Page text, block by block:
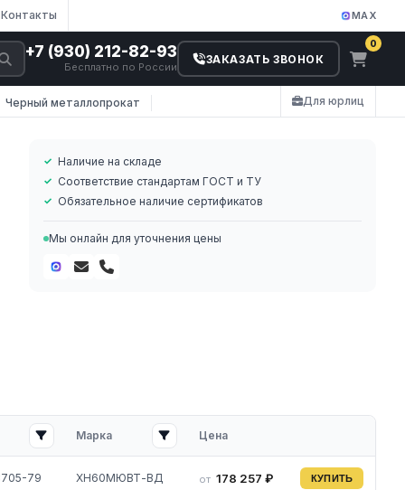
Контакты MAX
+7 (930) 212-82-93
Бесплатно по России
ЗАКАЗАТЬ ЗВОНОК
0
Черный металлопрокат Для юрлиц
Наличие на складе
Соответствие стандартам ГОСТ и ТУ
Обязательное наличие сертификатов
Мы онлайн для уточнения цены
Марка Цена
79 ХН60МЮВТ-ВД от 178 257 ₽ КУПИТЬ